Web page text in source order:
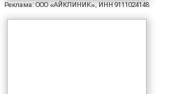
Реклама: ООО «АЙКЛИНИК», ИНН 9111024148